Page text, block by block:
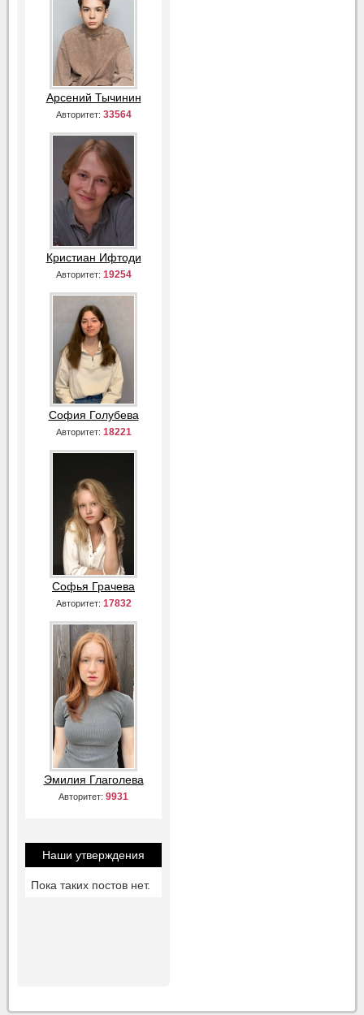
Арсений Тычинин
Авторитет: 33564
Кристиан Ифтоди
Авторитет: 19254
София Голубева
Авторитет: 18221
Софья Грачева
Авторитет: 17832
Эмилия Глаголева
Авторитет: 9931
Наши утверждения
Пока таких постов нет.